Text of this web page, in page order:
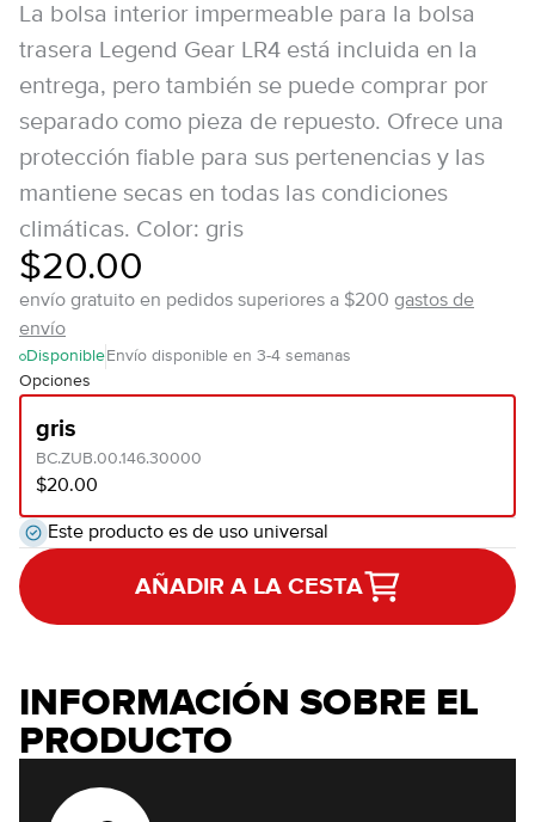
La bolsa interior impermeable para la bolsa
trasera Legend Gear LR4 está incluida en la
entrega, pero también se puede comprar por
separado como pieza de repuesto. Ofrece una
protección fiable para sus pertenencias y las
mantiene secas en todas las condiciones
climáticas. Color: gris
$20.00
envío gratuito en pedidos superiores a $200 gastos de
envío
Disponible Envío disponible en 3-4 semanas
Opciones
gris
BC.ZUB.00.146.30000
$20.00
Este producto es de uso universal
AÑADIR A LA CESTA
INFORMACIÓN SOBRE EL
PRODUCTO